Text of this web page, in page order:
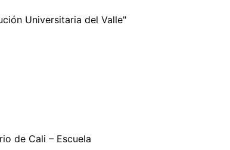
Universitaria del Valle"
de Cali – Escuela